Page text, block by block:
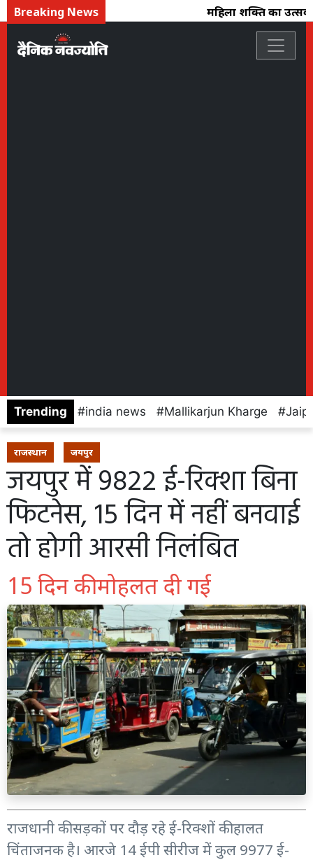
Breaking News महिला शक्ति का
Trending india news Mallikarjun Kharge
राजस्थान जयपुर
जयपुर में 9822 ई-रिक्शा बिना
फिटनेस, 15 दिन में नहीं बनवाई
तो होगी आरसी निलंबित
15 दिन की मोहलत दी गई
राजधानी की सड़कों पर दौड़ रहे ई-रिक्शों की हालत
चिंताजनक है। आरजे 14 ईपी सीरीज में कुल 9977 ई-